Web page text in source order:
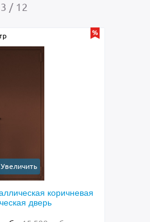
4 / 12
Увеличить
Металлическая однопольная
дверь с полимерной